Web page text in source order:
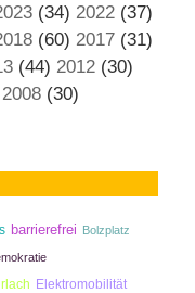
(34) 2022 (37)
(60) 2017 (31)
(44) 2012 (30)
2008 (30)
barrierefrei Bolzplatz
Elektromobilität